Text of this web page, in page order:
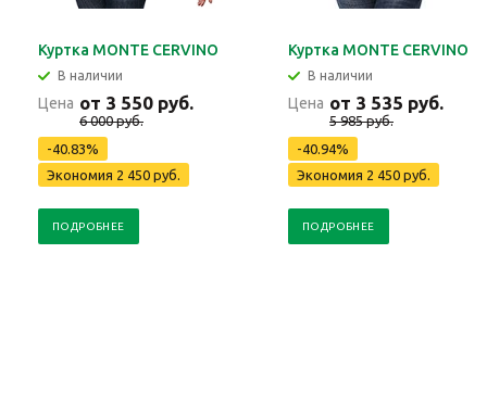
Куртка MONTE CERVINO
В наличии
Цена от 3 550 руб.
6 000 руб.
-40.83%
Экономия 2 450 руб.
ПОДРОБНЕЕ
Куртка MONTE CERVINO
В наличии
Цена от 3 535 руб.
5 985 руб.
-40.94%
Экономия 2 450 руб.
ПОДРОБНЕЕ